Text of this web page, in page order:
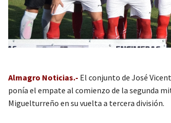
Almagro Noticias.- El conjunto de José
ponía el empate al comienzo de la segunda
Miguelturreño en su vuelta a tercera división.